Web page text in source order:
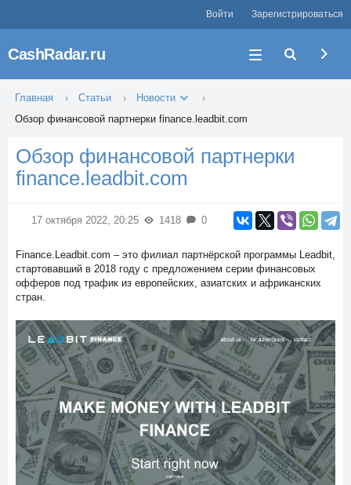
Войти Зарегистрироваться
CashRadar.ru
Главная Статьи
Новости
Обзор финансовой партнерки finance.leadbit.com
Обзор финансовой партнерки
finance.leadbit.com
17 октября 2022, 20:25 1418 0
Finance.Leadbit.com – это филиал партнёрской программы Leadbit,
стартовавший в 2018 году с предложением серии финансовых
офферов под трафик из европейских, азиатских и африканских
стран.